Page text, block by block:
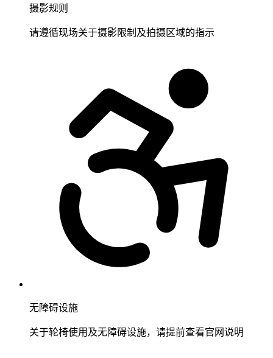
摄影规则
请遵循现场关于摄影限制及拍摄区域的指示
无障碍设施
关于轮椅使用及无障碍设施，请提前查看官网说明